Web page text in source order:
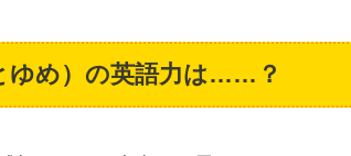
ゆめ）の英語力は……？